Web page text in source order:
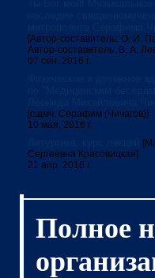
[Автор-составитель: О. И.
Автор-составитель: В. А.
07 сен. 2016 г.
[сщмч. Серафим (Чичагов)]
10 мая. 2016 г.
Сергеевна Красовицкая]
21 апр. 2016 г.
Полное